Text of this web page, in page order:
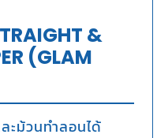
&
(GLAM
ม้วนทำลอนได้